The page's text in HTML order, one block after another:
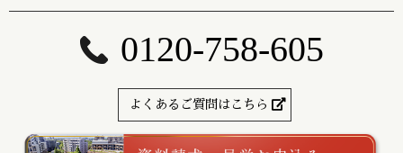
0120-758-605
よくあるご質問はこちら